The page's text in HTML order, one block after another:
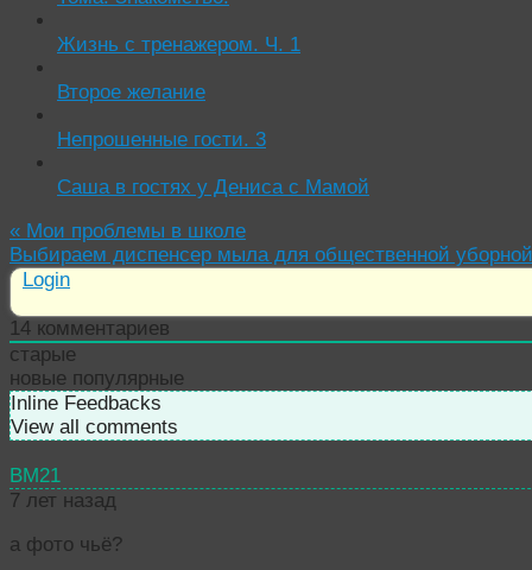
Жизнь с тренажером. Ч. 1
Второе желание
Непрошенные гости. 3
Саша в гостях у Дениса с Мамой
« Мои проблемы в школе
Выбираем диспенсер мыла для общественной
Login
14 комментариев
старые
новые популярные
Inline Feedbacks
View all comments
BM21
7 лет назад
а фото чьё?